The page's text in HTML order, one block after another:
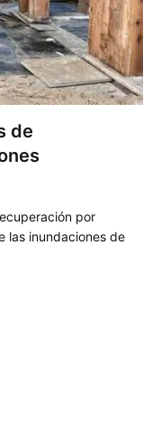
de
por
las inundaciones de